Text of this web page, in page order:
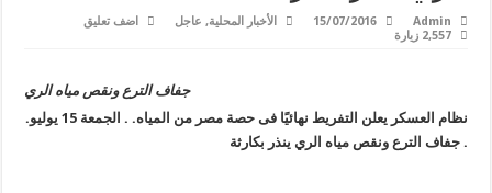
Admin
15/07/2016 الأخبار المحلية, عاجل
اضف تعليق
2,557 زيارة
جفاف الترع ونقص مياه الري
نظام العسكر يعلن التفريط نهائيًا فى حصة مصر من المياه. . الجمعة 15 يوليو.
. جفاف الترع ونقص مياه الري ينذر بكارثة